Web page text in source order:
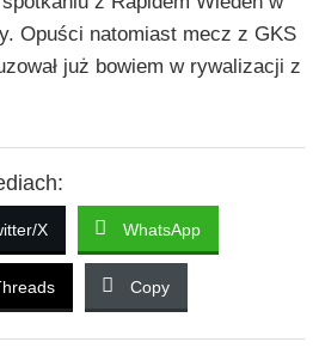
Opuści natomiast mecz z GKS
już bowiem w rywalizacji z
X WhatsApp
Copy